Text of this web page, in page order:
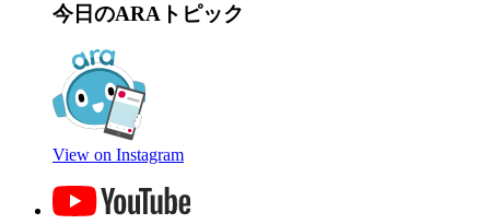
今日のARAトピック
View on Instagram